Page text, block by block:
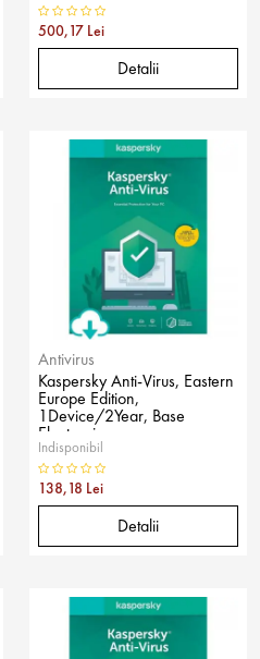
500,17 Lei
Detalii
Antivirus
Kaspersky Anti-Virus, Eastern
Europe Edition,
1Device/2Year, Base
Electronic
Indisponibil
138,18 Lei
Detalii